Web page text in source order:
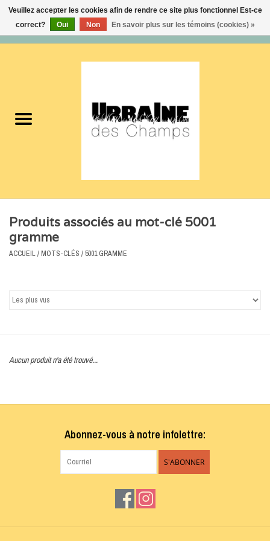
Femmes
Soldes
Marques
Produits associés au mot-clé 5001
gramme
ACCUEIL/ MOTS-CLÉS / 5001 GRAMME
Aucun produit n'a été trouvé...
Abonnez-vous à notre infolettre:
S'ABONNER
Veuillez accepter les cookies afin de rendre ce site plus fonctionnel Est-ce
correct?
Oui Non En savoir plus sur les témoins (cookies) »